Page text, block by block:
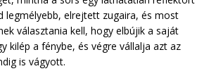
legmélyebb, elrejtett zugaira, és most
választania kell, hogy elbújik a saját
kilép a fénybe, és végre vállalja azt az
is vágyott.